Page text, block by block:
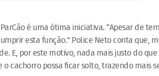
é uma ótima iniciativa. “Apesar de
esta função." Police Neto conta que,
E, por este motivo, nada mais justo do
cachorro possa ficar solto, trazendo mais